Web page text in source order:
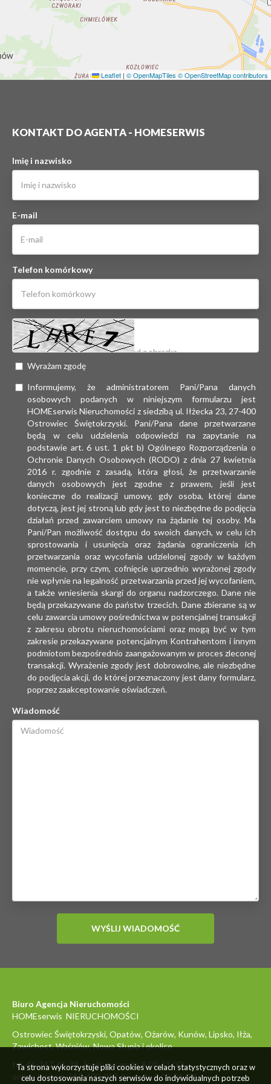
Leaflet | © OpenMapTiles© OpenStreetMap contributors
KONTAKT DO AGENTA - HOMESERWIS
Imię i nazwisko
E-mail
Telefon komórkowy
Wyrażam zgodę
Informujemy, że administratorem Pani/Pana danych
osobowych podanych w niniejszym formularzu jest
HOMEserwis Nieruchomości z siedzibą ul. Iłżecka 23, 27-400
Ostrowiec Świętokrzyski. Pani/Pana dane przetwarzane
będą w celu udzielenia odpowiedzi na zapytanie na
podstawie art. 6 ust. 1 pkt b) Ogólnego Rozporządzenia o
Ochronie Danych Osobowych (RODO) z dnia 27 kwietnia
2016 r. zgodnie z zasadą, która głosi, że przetwarzanie
danych osobowych jest zgodne z prawem, jeśli jest
konieczne do realizacji umowy, gdy osoba, której dane
dotyczą, jest jej stroną lub gdy jest to niezbędne do podjęcia
działań przed zawarciem umowy na żądanie tej osoby. Ma
Pani/Pan możliwość dostępu do swoich danych, w celu ich
sprostowania i usunięcia oraz żądania ograniczenia ich
przetwarzania oraz wycofania udzielonej zgody w każdym
momencie, przy czym, cofnięcie uprzednio wyrażonej zgody
nie wpłynie na legalność przetwarzania przed jej wycofaniem,
a także wniesienia skargi do organu nadzorczego. Dane nie
będą przekazywane do państw trzecich. Dane zbierane są w
celu zawarcia umowy pośrednictwa w potencjalnej transakcji
z zakresu obrotu nieruchomościami oraz mogą być w tym
zakresie przekazywane potencjalnym Kontrahentom i innym
podmiotom bezpośrednio zaangażowanym w proces zleconej
transakcji. Wyrażenie zgody jest dobrowolne, ale niezbędne
do podjęcia akcji, do której przeznaczony jest dany formularz,
poprzez zaakceptowanie oświadczeń.
Wiadomość
Biuro Agencja Nieruchomości
HOMEserwis NIERUCHOMOŚCI
Ostrowiec Świętokrzyski, Opatów, Ożarów, Kunów, Lipsko, Iłża,
Zawichost, Waśniów, Nowa Słupia i okolice
tel. 41-247-61-38 (online w godz. 8.00-21.00)
online tel.kom. 512-600-012 (w godz. 8.00-21.00)
Ta strona wykorzystuje pliki cookies w celach statystycznych oraz w
celu dostosowania naszych serwisów do indywidualnych potrzeb